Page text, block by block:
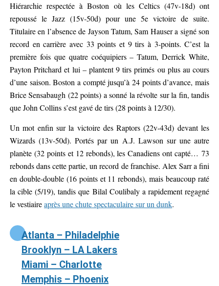
Hiérarchie respectée à Boston où les Celtics (47v-18d) ont
repoussé le Jazz (15v-50d) pour une 5e victoire de suite.
Titulaire en l’absence de Jayson Tatum, Sam Hauser a signé son
record en carrière avec 33 points et 9 tirs à 3-points. C’est la
première fois que quatre coéquipiers – Tatum, Derrick White,
Payton Pritchard et lui – plantent 9 tirs primés ou plus au cours
d’une saison. Boston a compté jusqu’à 24 points d’avance, mais
Brice Sensabaugh (22 points) a sonné la révolte sur la fin, tandis
que John Collins s’est gavé de tirs (28 points à 12/30).
Un mot enfin sur la victoire des Raptors (22v-43d) devant les
Wizards (13v-50d). Portés par un A.J. Lawson sur une autre
planète (32 points et 12 rebonds), les Canadiens ont capté… 73
rebonds dans cette partie, un record de franchise. Alex Sarr a fini
en double-double (16 points et 11 rebonds), mais beaucoup raté
la cible (5/19), tandis que Bilal Coulibaly a rapidement regagné
le vestiaireaprès une chute spectaculaire sur un dunk.
Atlanta – Philadelphie
Brooklyn – LA Lakers
Miami – Charlotte
Memphis – Phoenix